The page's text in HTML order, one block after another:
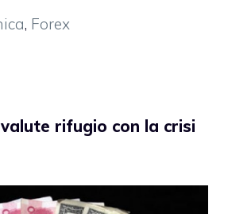
, Forex
rifugio con la crisi